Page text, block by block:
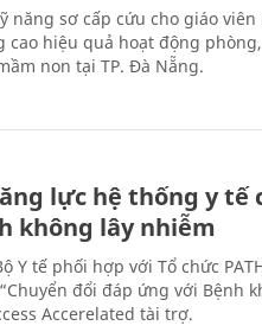
năng sơ cấp cứu cho giáo viên
cao hiệu quả hoạt động
non tại TP. Đà Nẵng.
lực hệ thống y tế
không lây nhiễm
Y tế phối hợp với Tổ chức
đổi đáp ứng với Bệnh
Accerelated tài trợ.